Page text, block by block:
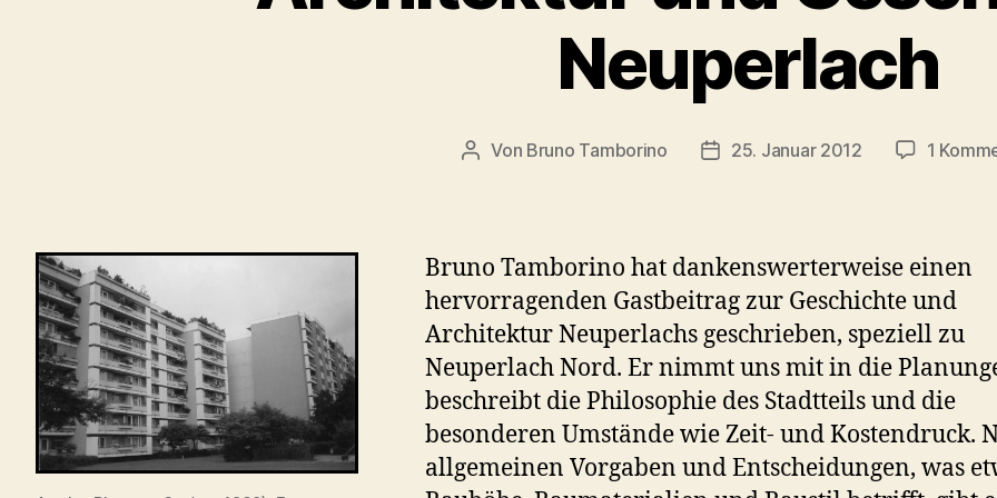
Neuperlach
Beitragsautor
Von Bruno Tamborino Veröffentlichungsdatum
25. Januar 2012 1
Bruno Tamborino hat dankenswerterweise einen
hervorragenden Gastbeitrag zur Geschichte und
Architektur Neuperlachs geschrieben, speziell zu
Neuperlach Nord. Er nimmt uns mit in die
beschreibt die Philosophie des Stadtteils und die
besonderen Umstände wie Zeit- und Kostendruck.
allgemeinen Vorgaben und Entscheidungen, was